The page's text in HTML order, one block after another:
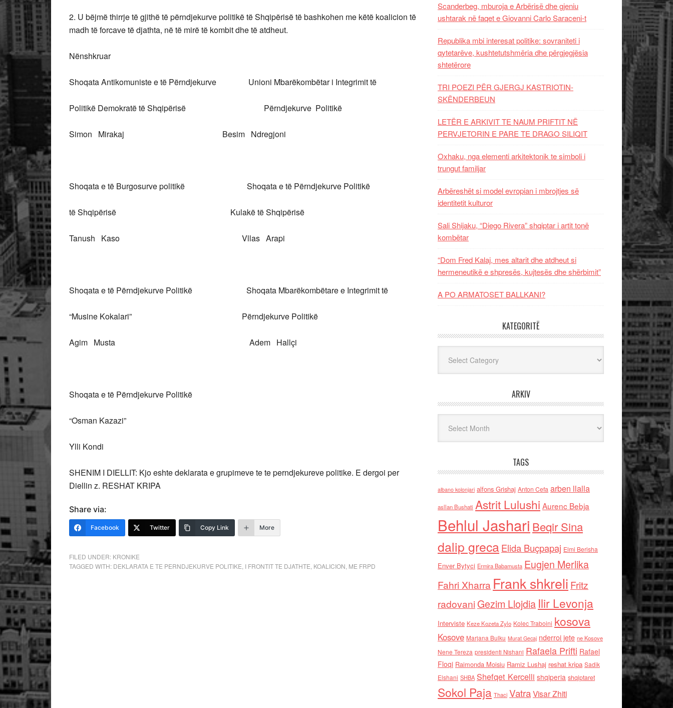
2. U bëjmë thirrje të gjithë të përndjekurve politikë të Shqipërisë të bashkohen me këtë koalicion të
madh të forcave të djathta, në të mirë të kombit dhe të atdheut.
Nënshkruar
Shoqata Antikomuniste e të Përndjekurve Unioni Mbarëkombëtar i Integrimit të
Politikë Demokratë të Shqipërisë Përndjekurve Politikë
Simon Mirakaj Besim Ndregjoni
Shoqata e të Burgosurve politikë Shoqata e të Përndjekurve Politikë
të Shqipërisë Kulakë të Shqipërisë
Tanush Kaso Vllas Arapi
Shoqata e të Përndjekurve Politikë Shoqata Mbarëkombëtare e Integrimit të
“Musine Kokalari” Përndjekurve Politikë
Agim Musta Adem Hallçi
Shoqata e të Përndjekurve Politikë
“Osman Kazazi”
Ylli Kondi
SHENIM I DIELLIT: Kjo eshte deklarata e grupimeve te te perndjekureve politike. E dergoi per
Diellin z. RESHAT KRIPA
Share via:
Facebook Twitter Copy Link More
FILED UNDER: KRONIKE
TAGGED WITH: DEKLARATA E TE PERNDJEKURVE POLITIKE I FRONTIT TE DJATHTE KOALICION ME FRPD
Scanderbeg, mburoja e Arbërisë dhe gjeniu
ushtarak në faqet e Giovanni Carlo Saraceni-t
Republika mbi interesat politike: sovraniteti i
qytetarëve, kushtetutshmëria dhe përgjegjësia
shtetërore
TRI POEZI PËR GJERGJ KASTRIOTIN-
SKËNDERBEUN
LETËR E ARKIVIT TE NAUM PRIFTIT NË
PERVJETORIN E PARE TE DRAGO SILIQIT
Oxhaku, nga elementi arkitektonik te simboli i
trungut familjar
Arbëreshët si model evropian i mbrojtjes së
identitetit kulturor
Sali Shijaku, “Diego Rivera” shqiptar i artit tonë
kombëtar
“Dom Fred Kalaj, mes altarit dhe atdheut si
hermeneutikë e shpresës, kujtesës dhe shërbimit”
A PO ARMATOSET BALLKANI?
KATEGORITË
ARKIV
TAGS
albano kolonjari alfons Grishaj Anton Cefa arben llalla
asllan Bushati Astrit Lulushi Aurenc Bebja
Behlul Jashari Beqir Sina
dalip grecaElida Buçpapaj Elmi Berisha
Enver Bytyci Ermira Babamusta Eugjen Merlika
Fahri Xharra Frank shkreli Fritz
radovaniGezim Llojdia Ilir Levonja
Interviste Keze Kozeta Zylo Kolec Traboini kosova
Kosove Marjana Bulku Murat Gecaj nderroi jete ne Kosove
Nene Tereza presidenti Nishani Rafaela Prifti Rafael
Floqi Raimonda Moisiu Ramiz Lushaj reshat kripa Sadik
Elshani SHBA Shefqet Kercelli shqiperia shqiptaret
Sokol Paja Thaci VatraVisar Zhiti